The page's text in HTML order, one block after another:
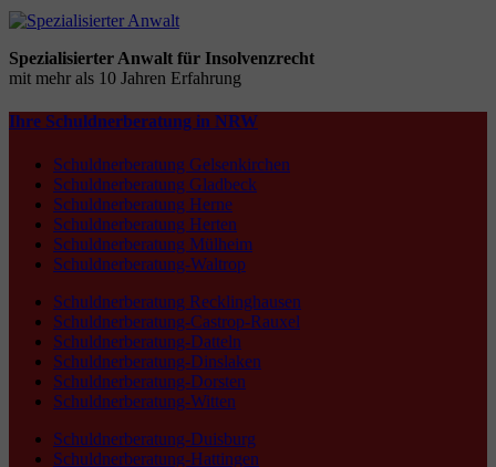
Spezialisierter Anwalt für Insolvenzrecht
mit mehr als 10 Jahren Erfahrung
Ihre Schuldnerberatung in NRW
Schuldnerberatung Gelsenkirchen
Schuldnerberatung Gladbeck
Schuldnerberatung Herne
Schuldnerberatung Herten
Schuldnerberatung Mülheim
Schuldnerberatung-Waltrop
Schuldnerberatung Recklinghausen
Schuldnerberatung-Castrop-Rauxel
Schuldnerberatung-Datteln
Schuldnerberatung-Dinslaken
Schuldnerberatung-Dorsten
Schuldnerberatung-Witten
Schuldnerberatung-Duisburg
Schuldnerberatung-Hattingen